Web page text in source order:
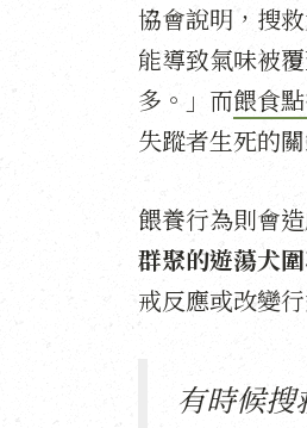
協會說明，搜
能導致氣味被
多。」而餵食
失蹤者生死的
餵養行為則會
群聚的遊蕩犬
戒反應或改變
有時候